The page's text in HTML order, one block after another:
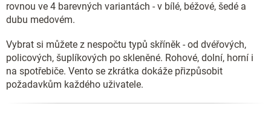
rovnou ve 4 barevných variantách - v bílé, béžové, šedé a
dubu medovém.
Vybrat si můžete z nespočtu typů skříněk - od dvéřových,
policových, šuplíkových po skleněné. Rohové, dolní, horní i
na spotřebiče. Vento se zkrátka dokáže přizpůsobit
požadavkům každého uživatele.